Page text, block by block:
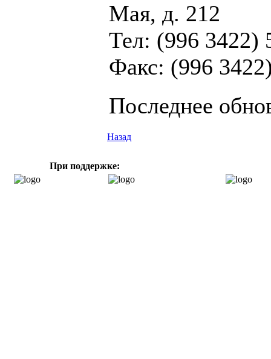
Мая, д. 212
Тел: (996 3422)
Факс: (996
Последнее
Назад
При поддержке: